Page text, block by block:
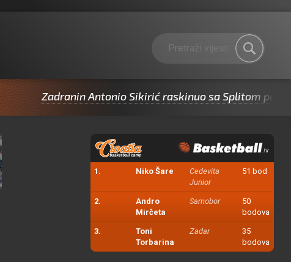
Zadranin Antonio Sikirić raskinuo sa Splitom pa potpisao
1. Niko Šare
Cedevita
Junior
51 bod
2.
Andro
Mirčeta
Samobor
50
bodova
3.
Toni
Torbarina
Zadar
35
bodova